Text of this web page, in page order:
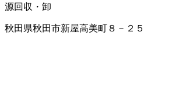
源回収・卸
秋田県秋田市新屋高美町８－２５